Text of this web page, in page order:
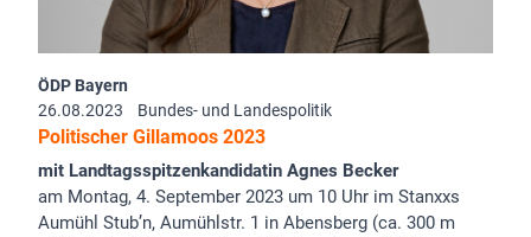
ÖDP Bayern
26.08.2023
Bundes- und Landespolitik
Politischer Gillamoos 2023
mit Landtagsspitzenkandidatin Agnes Becker
am Montag, 4. September 2023 um 10 Uhr im Stanxxs
Aumühl Stub’n, Aumühlstr. 1 in Abensberg (ca. 300 m